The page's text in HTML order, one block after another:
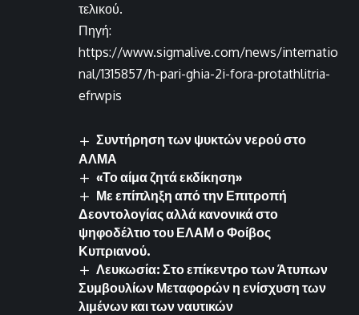
τελικού.
Πηγή:
https://www.sigmalive.com/news/internatio
nal/1315857/h-pari-ghia-2i-fora-protathlitria-
efrwpis
Συντήρηση των ψυκτών νερού στο
ΑΛΜΑ
«Το αίμα ζητά εκδίκηση»
Με επίπληξη από την Επιτροπή
Δεοντολογίας αλλά κανονικά στο
ψηφοδέλτιο του ΕΛΑΜ ο Φοίβος
Κυπριανού.
Λευκωσία: Στο επίκεντρο των Άτυπων
Συμβουλίων Μεταφορών η ενίσχυση των
λιμένων και των ναυτικών